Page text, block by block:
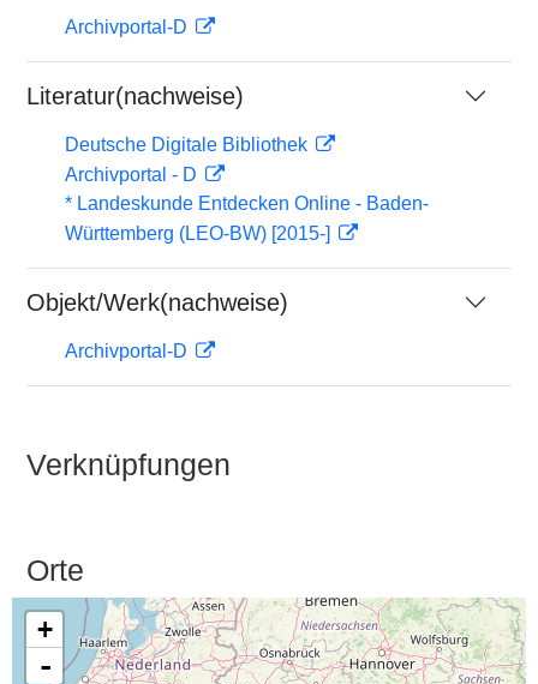
Archivportal-D
Literatur(nachweise)
Deutsche Digitale Bibliothek
Archivportal - D
* Landeskunde Entdecken Online - Baden-
Württemberg (LEO-BW) [2015-]
Objekt/Werk(nachweise)
Archivportal-D
Verknüpfungen
Orte
+
-